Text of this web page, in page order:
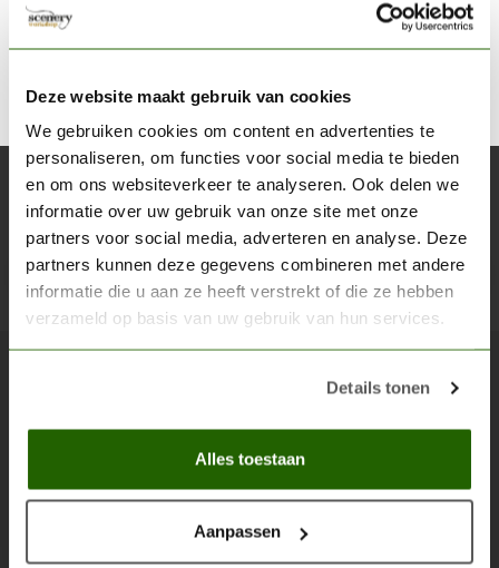
Deze website maakt gebruik van cookies
We gebruiken cookies om content en advertenties te
personaliseren, om functies voor social media te bieden
en om ons websiteverkeer te analyseren. Ook delen we
informatie over uw gebruik van onze site met onze
partners voor social media, adverteren en analyse. Deze
partners kunnen deze gegevens combineren met andere
informatie die u aan ze heeft verstrekt of die ze hebben
verzameld op basis van uw gebruik van hun services.
Details tonen
Alles toestaan
Aanpassen
Abonneer je op onze nieuwsbrief
Blijf op de hoogte over onze laatste acties
Alles voor je miniature wargaming en scenery
Grootstalselaan 46